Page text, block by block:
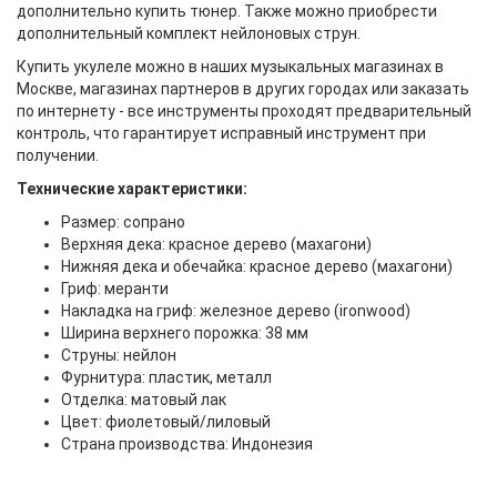
дополнительно купить тюнер. Также можно приобрести
дополнительный комплект нейлоновых струн.
Купить укулеле можно в наших музыкальных магазинах в
Москве, магазинах партнеров в других городах или заказать
по интернету - все инструменты проходят предварительный
контроль, что гарантирует исправный инструмент при
получении.
Технические характеристики:
Размер: сопрано
Верхняя дека: красное дерево (махагони)
Нижняя дека и обечайка: красное дерево (махагони)
Гриф: меранти
Накладка на гриф: железное дерево (ironwood)
Ширина верхнего порожка: 38 мм
Струны: нейлон
Фурнитура: пластик, металл
Отделка: матовый лак
Цвет: фиолетовый/лиловый
Страна производства: Индонезия